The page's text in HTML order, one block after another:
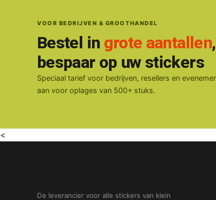
VOOR BEDRIJVEN & GROOTHANDEL
Bestel in grote aantallen,
bespaar op uw stickers
Speciaal tarief voor bedrijven, resellers en
aan voor oplages van 500+ stuks.
<
De leverancier voor alle stickers van klein